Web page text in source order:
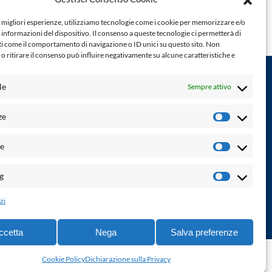
esperienze, utilizziamo tecnologie come i cookie per memorizzare e/o
informazioni del dispositivo. Il consenso a queste tecnologie ci permetterà di
come il comportamento di navigazione o ID unici su questo sito. Non
ritirare il consenso può influire negativamente su alcune caratteristiche e
Sempre attivo
Nega Salva preferenze
Cookie PolicyDichiarazione sulla Privacy
letteraturaenoi.redazione@gmail.com
di accessibilità-info@laletteraturaenoi.it